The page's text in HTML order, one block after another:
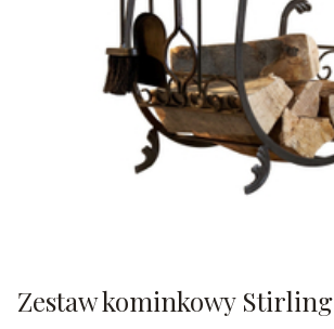
Zestaw kominkowy Stirling